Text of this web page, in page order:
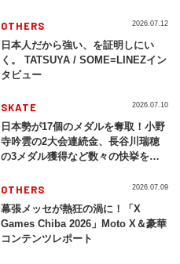
OTHERS
日本人だから強い、を証明しにい
く。 TATSUYA / SOME≡LINEZイン
タビュー
2026.07.12
SKATE
日本勢が17個のメダルを奪取！小野
寺吟雲の2大会連続金、長谷川瑞穂
の3メダル獲得など数々の快挙をプ
2026」
2026.07.10
OTHERS
幕張メッセが熱狂の渦に！「X
Games Chiba 2026」Moto X＆豪華
コンテンツレポート
2026.07.09